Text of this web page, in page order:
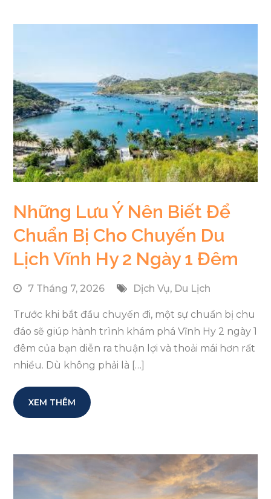
Những Lưu Ý Nên Biết Để
Chuẩn Bị Cho Chuyến Du
Lịch Vĩnh Hy 2 Ngày 1 Đêm
7 Tháng 7, 2026 Dịch Vụ, Du Lịch
Trước khi bắt đầu chuyến đi, một sự chuẩn bị chu
đáo sẽ giúp hành trình khám phá Vĩnh Hy 2 ngày 1
đêm của bạn diễn ra thuận lợi và thoải mái hơn rất
nhiều. Dù không phải là […]
XEM THÊM